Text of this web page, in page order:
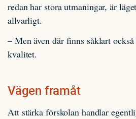
redan har stora utmaningar, är
allvarligt.
– Men även där finns såklart
kvalitet.
Vägen framåt
Att stärka förskolan handlar